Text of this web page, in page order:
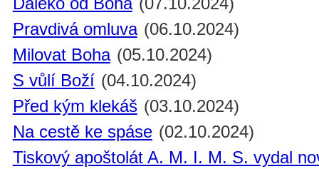
Pravdivá omluva (06.10.2024)
Milovat Boha (05.10.2024)
S vůlí Boží (04.10.2024)
Před kým klekáš (03.10.2024)
Na cestě ke spáse (02.10.2024)
Tiskový apoštolát A. M. I. M. S. vydal